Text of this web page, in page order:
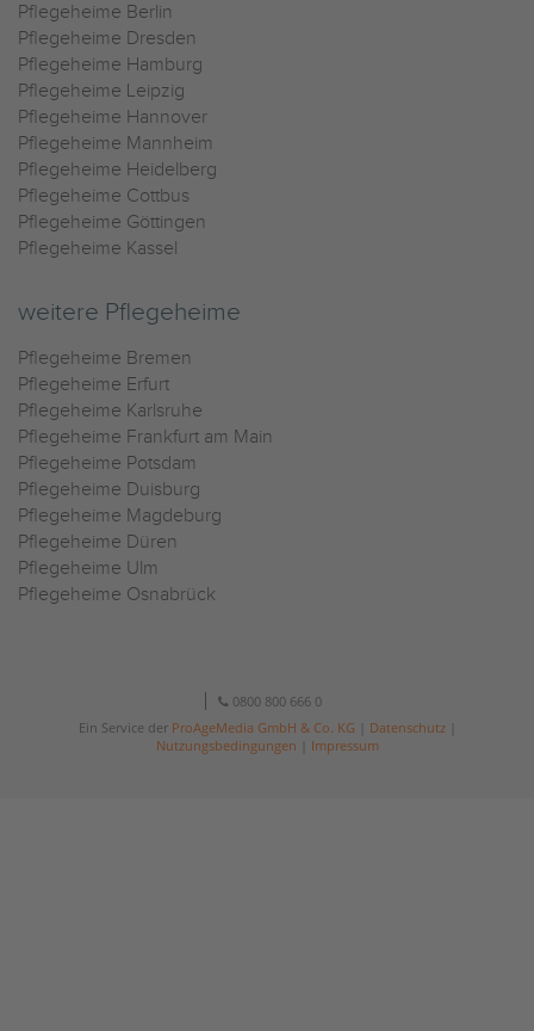
Pflegeheime Berlin
Pflegeheime Dresden
Pflegeheime Hamburg
Pflegeheime Leipzig
Pflegeheime Hannover
Pflegeheime Mannheim
Pflegeheime Heidelberg
Pflegeheime Cottbus
Pflegeheime Göttingen
Pflegeheime Kassel
weitere Pflegeheime
Pflegeheime Bremen
Pflegeheime Erfurt
Pflegeheime Karlsruhe
Pflegeheime Frankfurt am Main
Pflegeheime Potsdam
Pflegeheime Duisburg
Pflegeheime Magdeburg
Pflegeheime Düren
Pflegeheime Ulm
Pflegeheime Osnabrück
0800 800 666 0
Ein Service der ProAgeMedia GmbH & Co. KG Datenschutz|
Nutzungsbedingungen
Impressum